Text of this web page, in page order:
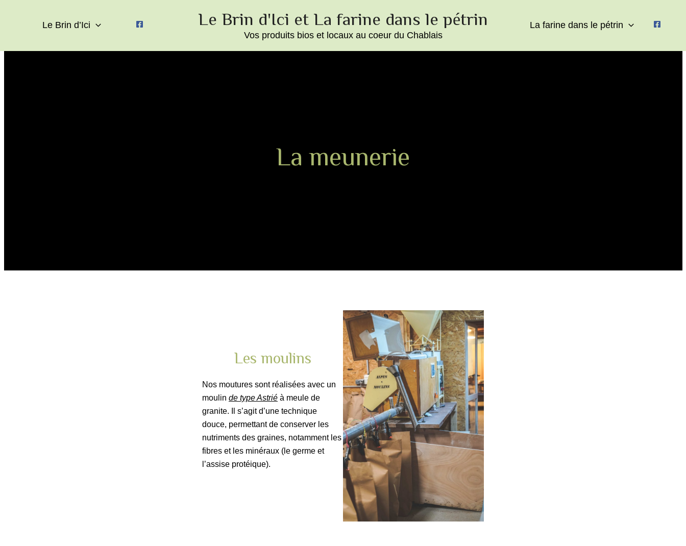
Le Brin d’Ici Le Brin d'Ici et La farine dans le pétrin
Vos produits bios et locaux au coeur du Chablais
La farine dans le pétrin
La meunerie
Les moulins
Nos moutures sont réalisées avec un
moulin de type Astrié à meule de
granite. Il s’agit d’une technique
douce, permettant de conserver les
nutriments des graines, notamment les
fibres et les minéraux (le germe et
l’assise protéique).